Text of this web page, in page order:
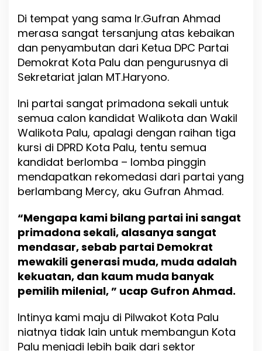
Di tempat yang sama Ir.Gufran Ahmad
merasa sangat tersanjung atas kebaikan
dan penyambutan dari Ketua DPC Partai
Demokrat Kota Palu dan pengurusnya di
Sekretariat jalan MT.Haryono.
Ini partai sangat primadona sekali untuk
semua calon kandidat Walikota dan Wakil
Walikota Palu, apalagi dengan raihan tiga
kursi di DPRD Kota Palu, tentu semua
kandidat berlomba – lomba pinggin
mendapatkan rekomedasi dari partai yang
berlambang Mercy, aku Gufran Ahmad.
“Mengapa kami bilang partai ini sangat
primadona sekali, alasanya sangat
mendasar, sebab partai Demokrat
mewakili generasi muda, muda adalah
kekuatan, dan kaum muda banyak
pemilih milenial, ” ucap Gufron Ahmad.
Intinya kami maju di Pilwakot Kota Palu
niatnya tidak lain untuk membangun Kota
Palu menjadi lebih baik dari sektor